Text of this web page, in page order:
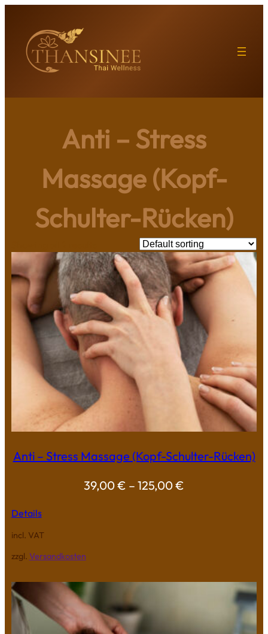
content
Anti – Stress
Massage (Kopf-
Schulter-Rücken)
Anti – Stress Massage (Kopf-Schulter-Rücken)
39,00€ – 125,00€
Details
incl. VAT
zzgl. Versandkosten